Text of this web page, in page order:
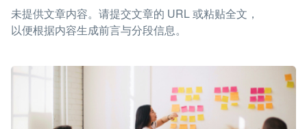
未提供文章内容。请提交文章的 URL 或粘贴全文，
以便根据内容生成前言与分段信息。